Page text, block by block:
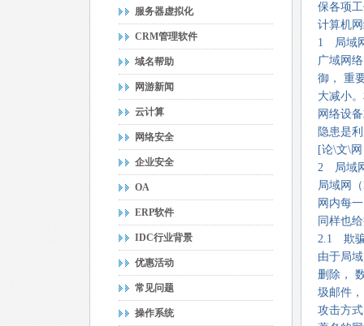
服务器虚拟化
CRM管理软件
域名帮助
网游新闻
云计算
网络安全
企业安全
OA
ERP软件
IDC行业背景
优惠活动
常见问题
操作系统
保各项
计算机
1 局域
广域网
御， 重
大减小
网络设
隐患是
[论\文\网
2 局域
局域网
网内每
同样也
2.1 欺骗
由于局
删除，
圾邮件
攻击方